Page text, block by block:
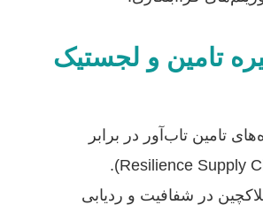
تامین و لجستیک
تامین تاب‌آور در برابر
در شفافیت و ردیابی